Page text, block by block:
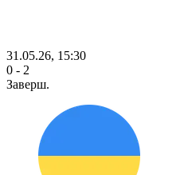
31.05.26, 15:30
0 - 2
Заверш.